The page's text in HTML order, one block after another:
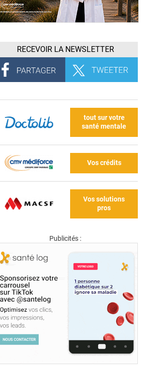
RECEVOIR LA NEWSLETTER
tout sur votre
santé mentale
Vos crédits
Vos solutions
pros
Publicités :